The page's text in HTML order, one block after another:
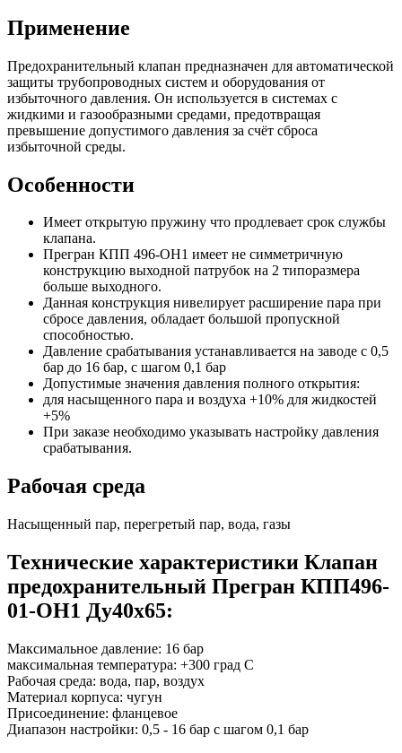
Применение
Предохранительный клапан предназначен для автоматической
защиты трубопроводных систем и оборудования от
избыточного давления. Он используется в системах с
жидкими и газообразными средами, предотвращая
превышение допустимого давления за счёт сброса
избыточной среды.
Особенности
Имеет открытую пружину что продлевает срок службы
клапана.
Прегран КПП 496-ОН1 имеет не симметричную
конструкцию выходной патрубок на 2 типоразмера
больше выходного.
Данная конструкция нивелирует расширение пара при
сбросе давления, обладает большой пропускной
способностью.
Давление срабатывания устанавливается на заводе с 0,5
бар до 16 бар, с шагом 0,1 бар
Допустимые значения давления полного открытия:
для насыщенного пара и воздуха +10% для жидкостей
+5%
При заказе необходимо указывать настройку давления
срабатывания.
Рабочая среда
Насыщенный пар, перегретый пар, вода, газы
Технические характеристики Клапан
предохранительный Прегран КПП496-
01-ОН1 Ду40х65:
Максимальное давление: 16 бар
максимальная температура: +300 град С
Рабочая среда: вода, пар, воздух
Материал корпуса: чугун
Присоединение: фланцевое
Диапазон настройки: 0,5 - 16 бар с шагом 0,1 бар